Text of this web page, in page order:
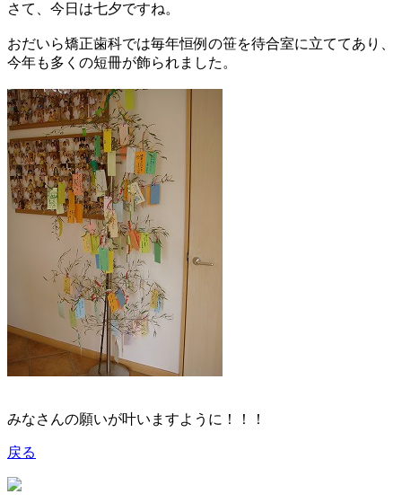
さて、今日は七夕ですね。
おだいら矯正歯科では毎年恒例の笹を待合室に立ててあり、
今年も多くの短冊が飾られました。
みなさんの願いが叶いますように！！！
戻る